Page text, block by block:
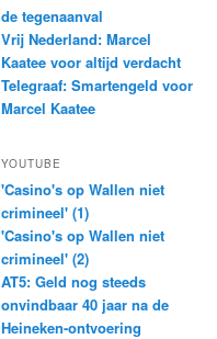
de tegenaanval
Vrij Nederland: Marcel
Kaatee voor altijd verdacht
Telegraaf: Smartengeld voor
Marcel Kaatee
YOUTUBE
'Casino's op Wallen niet
crimineel' (1)
'Casino's op Wallen niet
crimineel' (2)
AT5: Geld nog steeds
onvindbaar 40 jaar na de
Heineken-ontvoering